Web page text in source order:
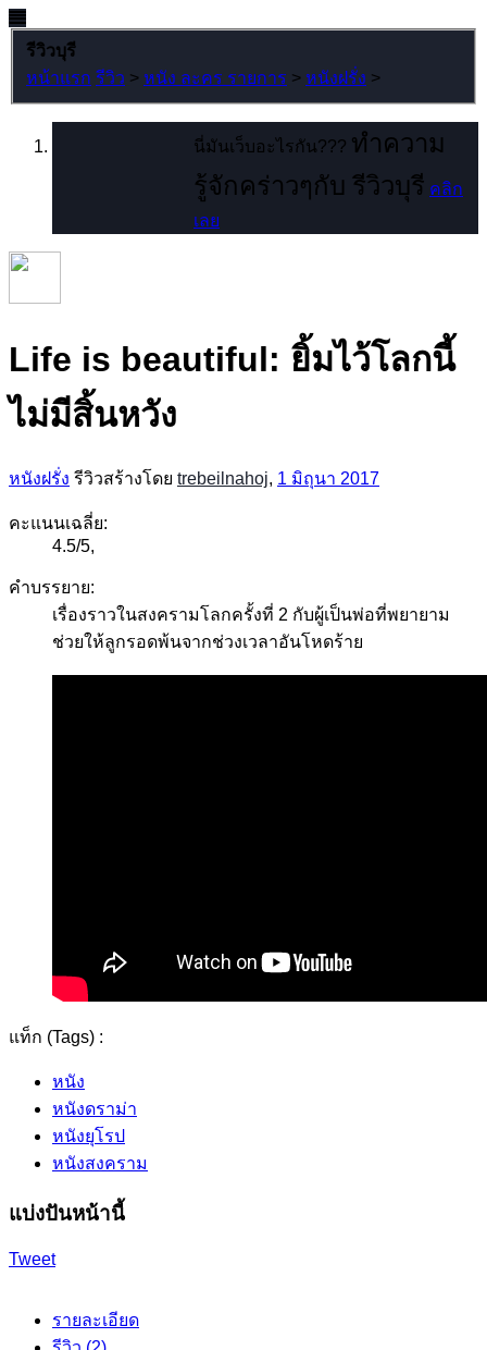
รีวิวบุรี
หน้าแรก รีวิว > หนัง ละคร รายการ > หนังฝรั่ง >
นี่มันเว็บอะไรกัน??? ทำความ
รู้จักคร่าวๆกับ รีวิวบุรี คลิก
เลย
Life is beautiful: ยิ้มไว้โลกนี้
ไม่มีสิ้นหวัง
หนังฝรั่ง รีวิวสร้างโดย trebeilnahoj, 1 มิถุนา 2017
คะแนนเฉลี่ย:
4.5/5,
คำบรรยาย:
เรื่องราวในสงครามโลกครั้งที่ 2 กับผู้เป็นพ่อที่พยายาม
ช่วยให้ลูกรอดพ้นจากช่วงเวลาอันโหดร้าย
แท็ก (Tags) :
หนัง
หนังดราม่า
หนังยุโรป
หนังสงคราม
แบ่งปันหน้านี้
Tweet
รายละเอียด